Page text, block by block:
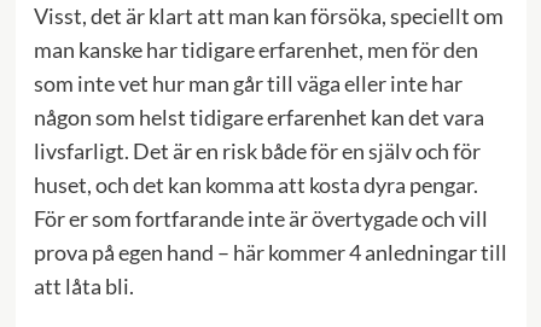
Visst, det är klart att man kan försöka, speciellt om
man kanske har tidigare erfarenhet, men för den
som inte vet hur man går till väga eller inte har
någon som helst tidigare erfarenhet kan det vara
livsfarligt. Det är en risk både för en själv och för
huset, och det kan komma att kosta dyra pengar.
För er som fortfarande inte är övertygade och vill
prova på egen hand – här kommer 4 anledningar till
att låta bli.